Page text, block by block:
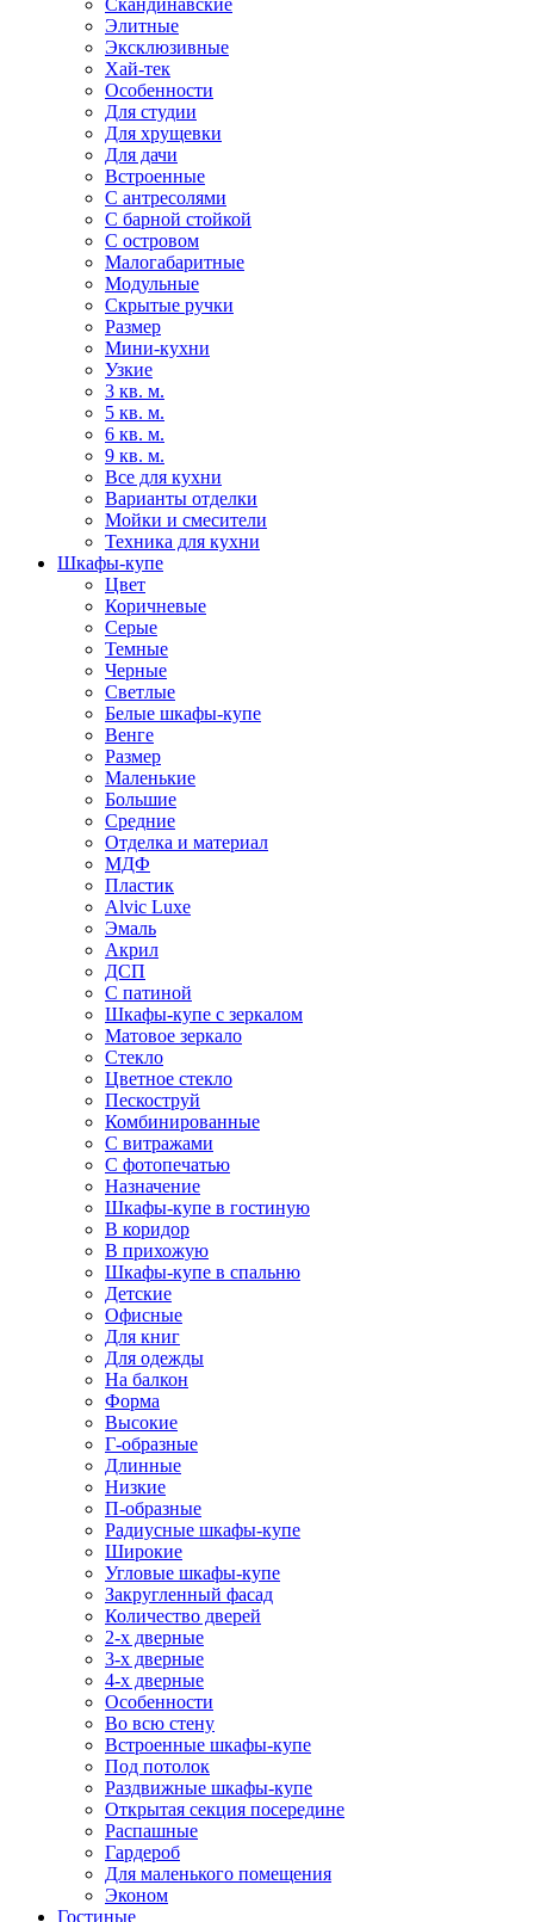
Скандинавские
Элитные
Эксклюзивные
Хай-тек
Особенности
Для студии
Для хрущевки
Для дачи
Встроенные
С антресолями
С барной стойкой
С островом
Малогабаритные
Модульные
Скрытые ручки
Размер
Мини-кухни
Узкие
3 кв. м.
5 кв. м.
6 кв. м.
9 кв. м.
Все для кухни
Варианты отделки
Мойки и смесители
Техника для кухни
Шкафы-купе
Цвет
Коричневые
Серые
Темные
Черные
Светлые
Белые шкафы-купе
Венге
Размер
Маленькие
Большие
Средние
Отделка и материал
МДФ
Пластик
Alvic Luxe
Эмаль
Акрил
ДСП
С патиной
Шкафы-купе с зеркалом
Матовое зеркало
Стекло
Цветное стекло
Пескоструй
Комбинированные
С витражами
С фотопечатью
Назначение
Шкафы-купе в гостиную
В коридор
В прихожую
Шкафы-купе в спальню
Детские
Офисные
Для книг
Для одежды
На балкон
Форма
Высокие
Г-образные
Длинные
Низкие
П-образные
Радиусные шкафы-купе
Широкие
Угловые шкафы-купе
Закругленный фасад
Количество дверей
2-х дверные
3-х дверные
4-х дверные
Особенности
Во всю стену
Встроенные шкафы-купе
Под потолок
Раздвижные шкафы-купе
Открытая секция посередине
Распашные
Гардероб
Для маленького помещения
Эконом
Гостиные